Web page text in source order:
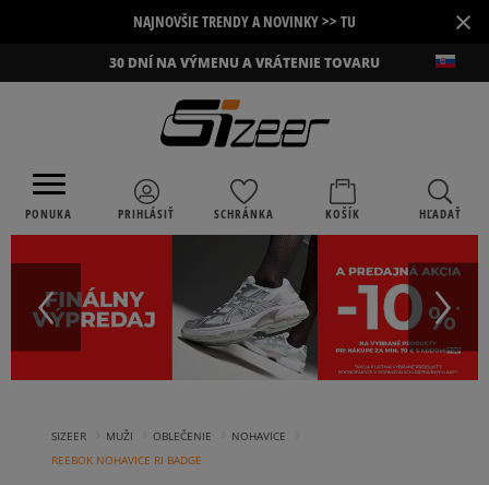
NAJNOVŠIE TRENDY A NOVINKY >> TU ×
30 DNÍ NA VÝMENU A VRÁTENIE TOVARU
PONUKA PRIHLÁSIŤ SCHRÁNKA KOŠÍK HĽADAŤ
SIZEER MUŽI OBLEČENIE NOHAVICE
REEBOK NOHAVICE RI BADGE